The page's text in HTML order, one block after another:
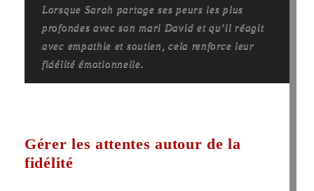
Lorsque Sarah partage ses peurs les plus
profondes avec son mari David et qu’il réagit
avec empathie et soutien, cela renforce leur
fidélité émotionnelle.
Gérer les attentes autour de la
fidélité